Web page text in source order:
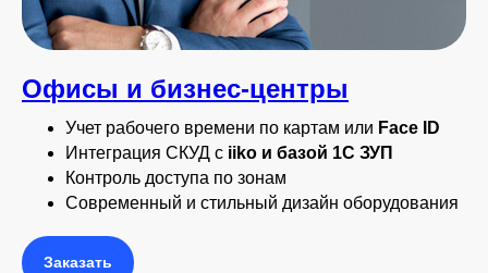
Офисы и бизнес-центры
Учет рабочего времени по картам или Face ID
Интеграция СКУД с iiko и базой 1С ЗУП
Контроль доступа по зонам
Современный и стильный дизайн оборудования
Заказать